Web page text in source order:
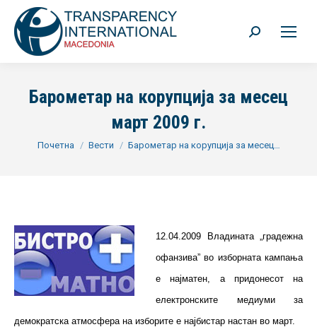
Search:
Барометар на корупција за месец
март 2009 г.
You are here:
Почетна Вести Барометар на корупција за месец…
12.04.2009 Владината „градежна
офанзива” во изборната кампања
е најматен, а придонесот на
електронските медиуми за
демократска атмосфера на изборите е најбистар настан во март.